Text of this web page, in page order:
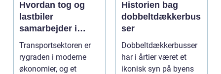
Hvordan tog og
lastbiler
samarbejder i
transportsektoren
Transportsektoren er
rygraden i moderne
økonomier, og et
Historien bag
dobbeltdækkerbus
ser
Dobbeltdækkerbusser
har i årtier været et
ikonisk syn på byens